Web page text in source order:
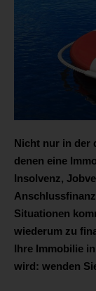
Nicht nur in der
denen eine
Insolvenz,
Situationen
wiederum zu
Ihre Immobilie
wird: wenden